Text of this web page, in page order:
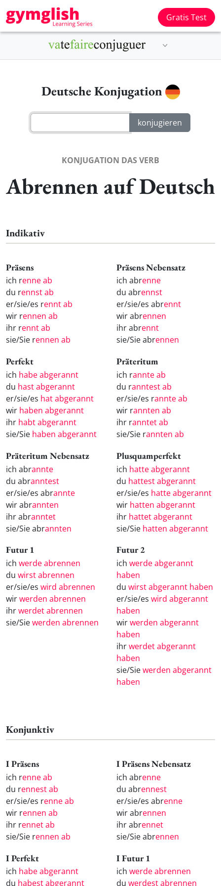
Gratis Test
Deutsche Konjugation
KONJUGATION DAS VERB
Abrennen auf Deutsch
Indikativ
Präsens
ich renne ab
du rennst ab
er/sie/es rennt ab
wir rennen ab
ihr rennt ab
sie/Sie rennen ab
Präsens Nebensatz
ich abrenne
du abrennst
er/sie/es abrennt
wir abrennen
ihr abrennt
sie/Sie abrennen
Perfekt
ich habe abgerannt
du hast abgerannt
er/sie/es hat abgerannt
wir haben abgerannt
ihr habt abgerannt
sie/Sie haben abgerannt
Präteritum
ich rannte ab
du ranntest ab
er/sie/es rannte ab
wir rannten ab
ihr ranntet ab
sie/Sie rannten ab
Präteritum Nebensatz
ich abrannte
du abranntest
er/sie/es abrannte
wir abrannten
ihr abranntet
sie/Sie abrannten
Plusquamperfekt
ich hatte abgerannt
du hattest abgerannt
er/sie/es hatte abgerannt
wir hatten abgerannt
ihr hattet abgerannt
sie/Sie hatten abgerannt
Futur 1
ich werde abrennen
du wirst abrennen
er/sie/es wird abrennen
wirwerden abrennen
ihrwerdet abrennen
sie/Siewerden abrennen
Futur 2
ich werde abgerannt
haben
du wirst abgerannt haben
er/sie/es wird abgerannt
haben
wirwerden abgerannt
haben
ihrwerdet abgerannt
haben
sie/Siewerden abgerannt
haben
Konjunktiv
I Präsens
ich renne ab
du rennest ab
er/sie/es renne ab
wir rennen ab
ihr rennet ab
sie/Sie rennen ab
I Präsens Nebensatz
ich abrenne
du abrennest
er/sie/es abrenne
wir abrennen
ihr abrennet
sie/Sie abrennen
I Perfekt
ich habe abgerannt
du habest abgerannt
I Futur 1
ich werde abrennen
du werdest abrennen